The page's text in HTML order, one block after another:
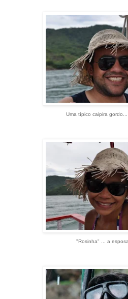
Uma típico caipira
"Rosinha" ... a